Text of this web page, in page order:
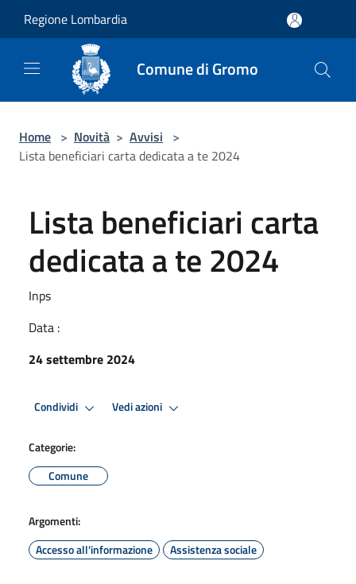
Regione Lombardia
Comune di Gromo
Home > Novità > Avvisi >
Lista beneficiari carta dedicata a te 2024
Lista beneficiari carta
dedicata a te 2024
Inps
Data :
24 settembre 2024
Condividi Vedi azioni
Categorie:
Comune
Argomenti:
Accesso all'informazione
Assistenza sociale